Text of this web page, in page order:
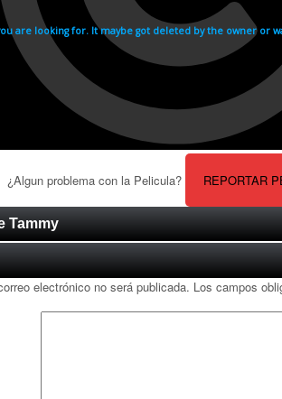
¿Algun problema con la Pelicula? REPORTAR
Tammy
electrónico no será publicada. Los campos